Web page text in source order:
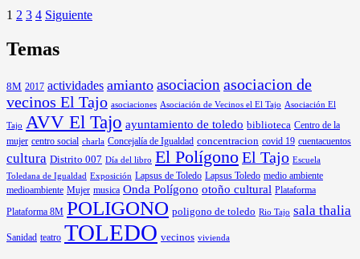
1 2 3 4 Siguiente
Temas
8M 2017 actividades amianto asociacion asociacion de
vecinos El Tajo asociaciones Asociación de Vecinos el El Tajo Asociación El
Tajo AVV El Tajo ayuntamiento de toledo biblioteca Centro de la
mujer centro social charla Concejalía de Igualdad concentracion covid 19 cuentacuentos
cultura Distrito 007 Día del libro El PolígonoEl Tajo Escuela
Toledana de Igualdad Exposición Lapsus de Toledo Lapsus Toledo medio ambiente
medioambiente Mujer musica Onda Polígono otoño cultural Plataforma
Plataforma 8M POLIGONO poligono de toledo Rio Tajo sala thalia
Sanidad teatro TOLEDO vecinos vivienda